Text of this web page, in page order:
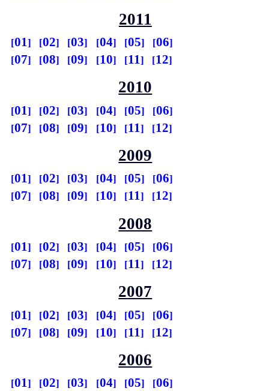
2011
01 02 03 04 05
06
07
08 09 10 11 12
2010
01 02 03 04 05
06
07
08 09 10 11 12
2009
01 02 03 04 05
06
07
08 09 10 11 12
2008
01 02 03 04 05
06
07
08 09 10 11 12
2007
01 02 03 04 05
06
07
08 09 10 11 12
2006
01 02 03 04 05
06